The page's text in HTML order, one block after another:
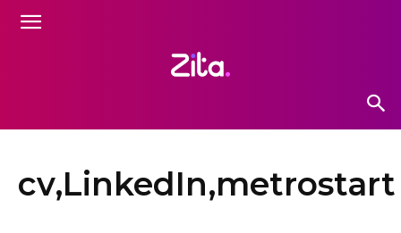
cv,LinkedIn,metrostart